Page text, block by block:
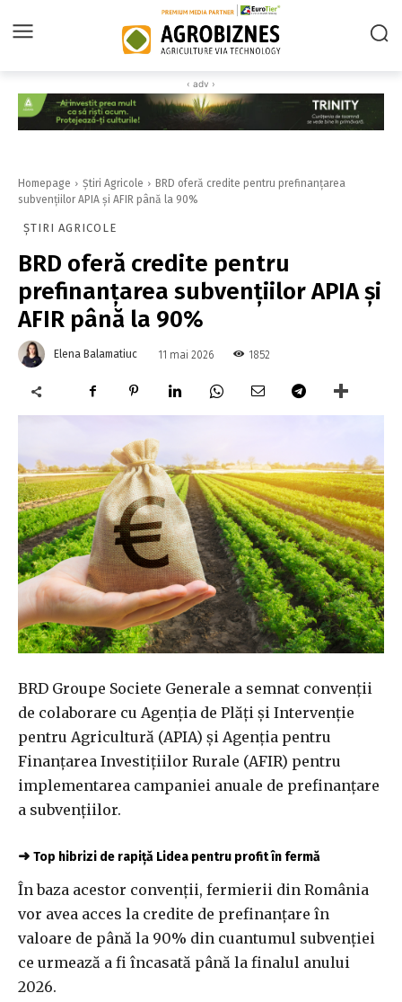
‹ adv ›
Homepage Știri Agricole
BRD oferă credite pentru prefinanțarea
subvențiilor APIA și AFIR până la 90%
ȘTIRI AGRICOLE
BRD oferă credite pentru
prefinanțarea subvențiilor APIA și
AFIR până la 90%
Elena Balamatiuc 11 mai 2026 1852
BRD Groupe Societe Generale a semnat convenţii
de colaborare cu Agenţia de Plăţi şi Intervenţie
pentru Agricultură (APIA) şi Agenţia pentru
Finanţarea Investiţiilor Rurale (AFIR) pentru
implementarea campaniei anuale de prefinanţare
a subvenţiilor.
➜ Top hibrizi de rapiță Lidea pentru profit în fermă
În baza acestor convenţii, fermierii din România
vor avea acces la credite de prefinanţare în
valoare de până la 90% din cuantumul subvenţiei
ce urmează a fi încasată până la finalul anului
2026.